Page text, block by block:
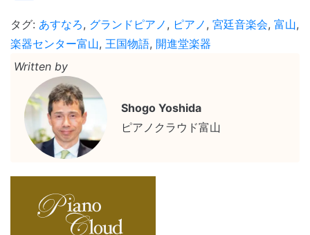
タグ: あすなろ, グランドピアノ , ピアノ , 宮廷音楽会, 富山,
楽器センター富山, 王国物語, 開進堂楽器
Written by
Shogo Yoshida
ピアノクラウド富山